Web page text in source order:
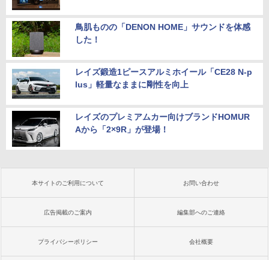
鳥肌ものの「DENON HOME」サウンドを体感
した！
レイズ鍛造1ピースアルミホイール「CE28 N-p
lus」軽量なままに剛性を向上
レイズのプレミアムカー向けブランドHOMUR
Aから「2×9R」が登場！
本サイトのご利用について お問い合わせ
広告掲載のご案内 編集部へのご連絡
プライバシーポリシー 会社概要